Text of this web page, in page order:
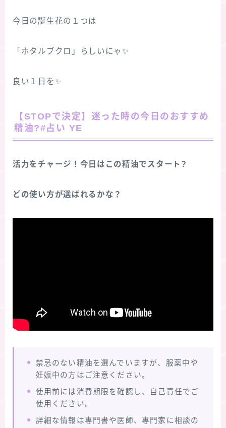
今日の誕生花の１つは
「ホタルブクロ」らしいにゃ✨
良い１日を✨
【STOPで決定】迷った時の今日のおすすめ
精油?#占い YE
活力をチャージ！今日はこの精油でスタート?
どの使い方が選ばれるかな？
禁忌のない精油を選んでいますが、服薬中や
妊娠中の方はご注意ください。
使用前には消費期限を確認し、自己責任でご
使用ください。
詳細な情報は専門書や医師、専門家に相談の